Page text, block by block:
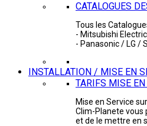
CATALOGUES
Tous les
- Mitsubishi
- Panasonic / LG /
INSTALLATION / MISE EN
TARIFS MISE
Mise en Service
Clim-Planete vous
et de le mettre en